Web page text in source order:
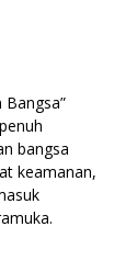
bangsa
keamanan,